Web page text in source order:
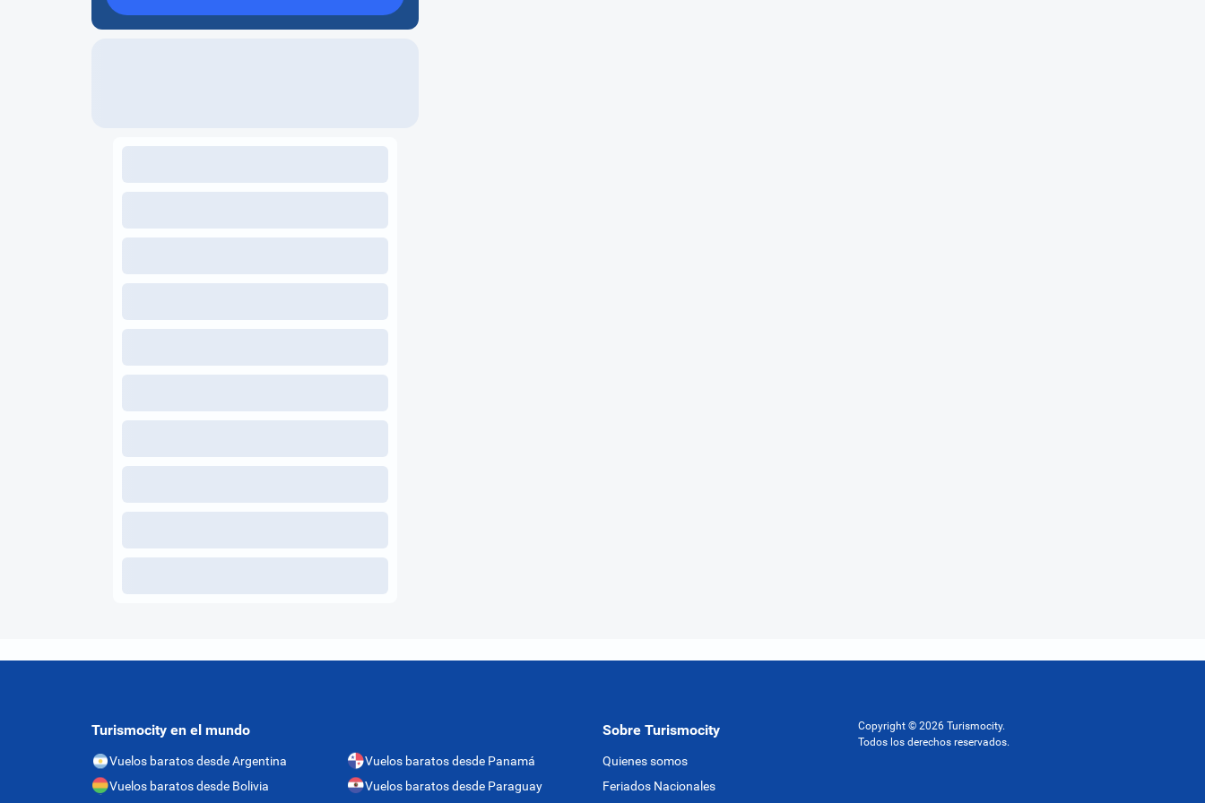
Turismocity en el mundo
Vuelos baratos desde Argentina
Vuelos baratos desde Bolivia
Vuelos baratos desde Panamá
Vuelos baratos desde Paraguay
Sobre Turismocity
Quienes somos
Feriados Nacionales
Copyright © 2026 Turismocity.
Todos los derechos reservados.